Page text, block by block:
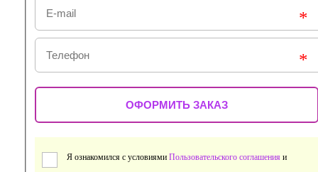
Я ознакомился с условиями Пользовательского соглашения и